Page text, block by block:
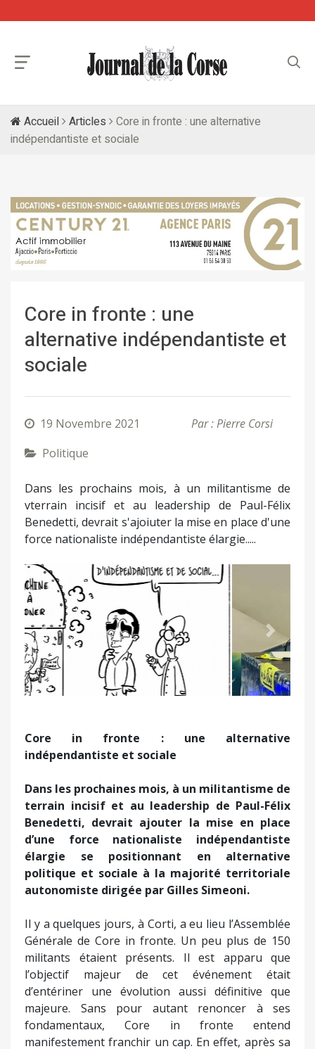
Accueil Articles
Core in fronte : une alternative
indépendantiste et sociale
Core in fronte : une
alternative indépendantiste et
sociale
19 Novembre 2021
Par : Pierre Corsi
Politique
Dans les prochains mois, à un militantisme de
vterrain incisif et au leadership de Paul-Félix
Benedetti, devrait s'ajoiuter la mise en place d'une
force nationaliste indépendantiste élargie.....
Précédent Suivant
Core in fronte : une alternative
indépendantiste et sociale
Dans les prochaines mois, à un militantisme de
terrain incisif et au leadership de Paul-Félix
Benedetti, devrait ajouter la mise en place
d’une force nationaliste indépendantiste
élargie se positionnant en alternative
politique et sociale à la majorité territoriale
autonomiste dirigée par Gilles Simeoni.
Il y a quelques jours, à Corti, a eu lieu l’Assemblée
Générale de Core in fronte. Un peu plus de 150
militants étaient présents. Il est apparu que
l’objectif majeur de cet événement était
d’entériner une évolution aussi définitive que
majeure. Sans pour autant renoncer à ses
fondamentaux, Core in fronte entend
manifestement franchir un cap. En effet, après sa